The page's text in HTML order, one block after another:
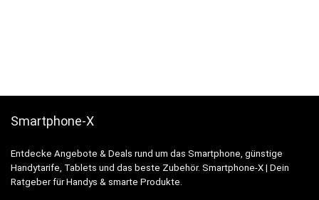
Smartphone-X
Entdecke Angebote & Deals rund um das Smartphone, günstige
Handytarife, Tablets und das beste Zubehör. Smartphone-X | Dein
Ratgeber für Handys & smarte Produkte.